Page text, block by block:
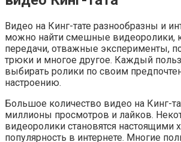
Видео на Кинг-тате разнообразны и
можно найти смешные видеоролики,
передачи, отважные эксперименты,
трюки и многое другое. Каждый
выбирать ролики по своим
настроению.
Большое количество видео на Кинг-
миллионы просмотров и лайков.
видеоролики становятся настоящими
популярность в интернете. Многие